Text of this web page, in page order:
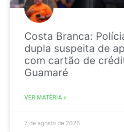
Costa Branca:
dupla suspeita de
com cartão de
Guamaré
VER MATÉRIA »
7 de agosto de 2026